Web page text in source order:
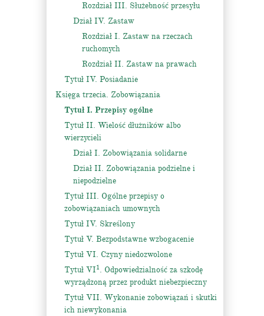
Rozdział III. Służebność przesyłu
Dział IV. Zastaw
Rozdział I. Zastaw na rzeczach
ruchomych
Rozdział II. Zastaw na prawach
Tytuł IV. Posiadanie
Księga trzecia. Zobowiązania
Tytuł I. Przepisy ogólne
Tytuł II. Wielość dłużników albo
wierzycieli
Dział I. Zobowiązania solidarne
Dział II. Zobowiązania podzielne i
niepodzielne
Tytuł III. Ogólne przepisy o
zobowiązaniach umownych
Tytuł IV. Skreślony
Tytuł V. Bezpodstawne wzbogacenie
Tytuł VI. Czyny niedozwolone
Tytuł VI1. Odpowiedzialność za szkodę
wyrządzoną przez produkt niebezpieczny
Tytuł VII. Wykonanie zobowiązań i skutki
ich niewykonania